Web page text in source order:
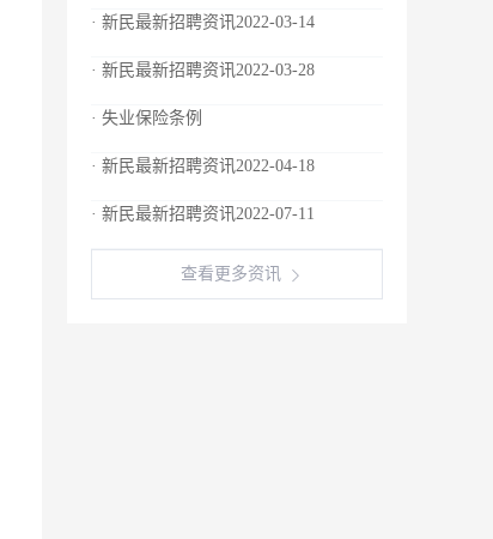
· 新民最新招聘资讯2022-03-14
· 新民最新招聘资讯2022-03-28
· 失业保险条例
· 新民最新招聘资讯2022-04-18
· 新民最新招聘资讯2022-07-11
查看更多资讯